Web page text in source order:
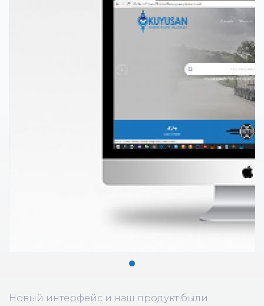
Новый интерфейс и наш продукт были